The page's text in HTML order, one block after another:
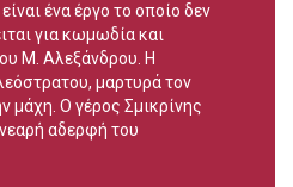
ένα έργο το οποίο δεν
για κωμωδία και
Μ. Αλεξάνδρου. Η
μαρτυρά τον
μάχη. Ο γέρος Σμικρίνης
αδερφή του